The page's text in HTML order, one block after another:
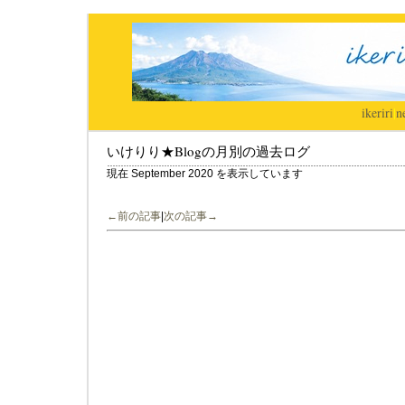
ikeriri|
いけりり★Blogの月別の過去ログ
現在 September 2020 を表示しています
←前の記事 次の記事→